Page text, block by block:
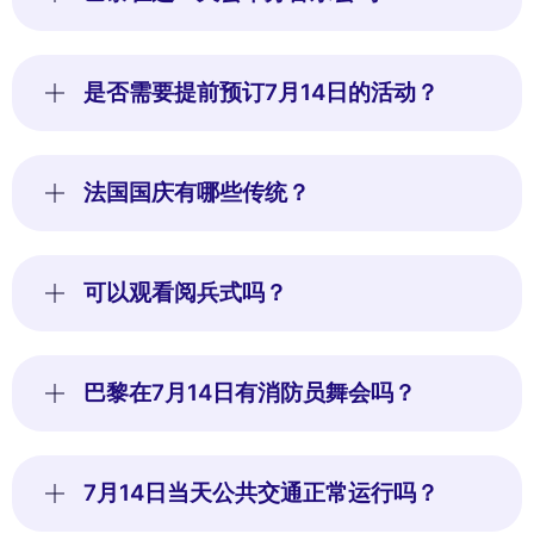
是否需要提前预订7月14日的活动？
法国国庆有哪些传统？
可以观看阅兵式吗？
巴黎在7月14日有消防员舞会吗？
7月14日当天公共交通正常运行吗？